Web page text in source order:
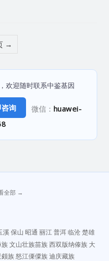
→
欢迎随时联系中鉴基因
询 微信： huawei-
全部 →
溪保山 昭通 丽江普洱临沧楚雄
族文山壮族苗族西双版纳傣族 大
族怒江傈僳族迪庆藏族